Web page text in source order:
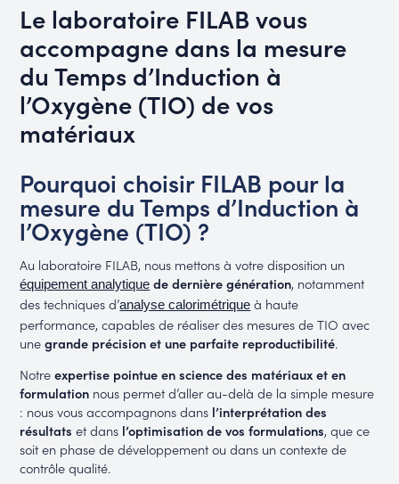
Le laboratoire FILAB vous
accompagne dans la mesure
du Temps d’Induction à
l’Oxygène (TIO) de vos
matériaux
Pourquoi choisir FILAB pour la
mesure du Temps d’Induction à
l’Oxygène (TIO) ?
Au laboratoire FILAB, nous mettons à votre disposition un
équipement analytique de dernière génération, notamment
des techniques d’analyse calorimétrique à haute
performance, capables de réaliser des mesures de TIO avec
unegrande précision et une parfaite reproductibilité.
Notreexpertise pointue en science des matériaux et en
formulation nous permet d’aller au-delà de la simple mesure
: nous vous accompagnons dans l’interprétation des
résultats et dans l’optimisation de vos formulations, que ce
soit en phase de développement ou dans un contexte de
contrôle qualité.